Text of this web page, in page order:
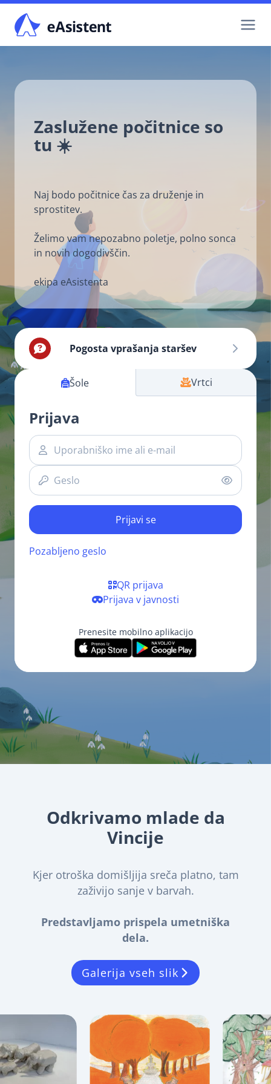
Skip
content
Zaslužene počitnice so
tu ☀️
Naj bodo počitnice čas za druženje in
sprostitev.
Želimo vam nepozabno poletje, polno sonca
in novih dogodivščin.
ekipa eAsistenta
Pogosta vprašanja staršev
Šole Vrtci
Prijava
Prijavi se
Pozabljeno geslo
QR prijava
Prijava v javnosti
Prenesite mobilno aplikacijo
Odkrivamo mlade da
Vincije
Kjer otroška domišljija sreča platno, tam
zaživijo sanje v barvah.
Predstavljamo prispela umetniška
dela.
Galerija vseh slik